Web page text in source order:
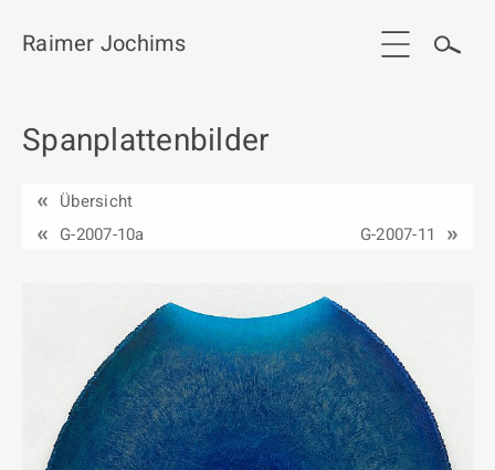
Start
Werkgruppen / Work groups
Publikationen
Kontakt
Raimer Jochims
Spanplattenbilder
Übersicht
G-2007-10a
G-2007-11